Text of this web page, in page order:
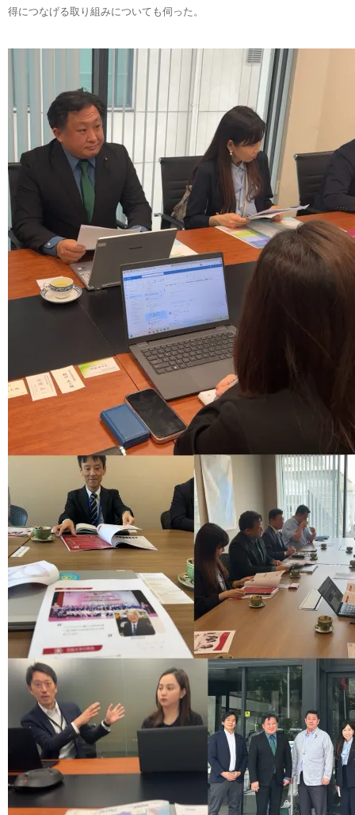
得につなげる取り組みについても伺った。